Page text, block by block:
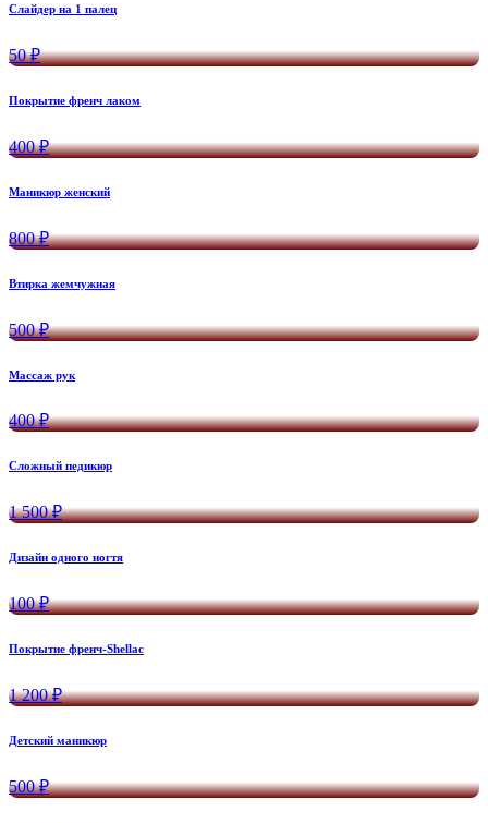
Слайдер на 1 палец
50 ₽
Покрытие френч лаком
400 ₽
Маникюр женский
800 ₽
Втирка жемчужная
500 ₽
Массаж рук
400 ₽
Сложный педикюр
1 500 ₽
Дизайн одного ногтя
100 ₽
Покрытие френч-Shellac
1 200 ₽
Детский маникюр
500 ₽